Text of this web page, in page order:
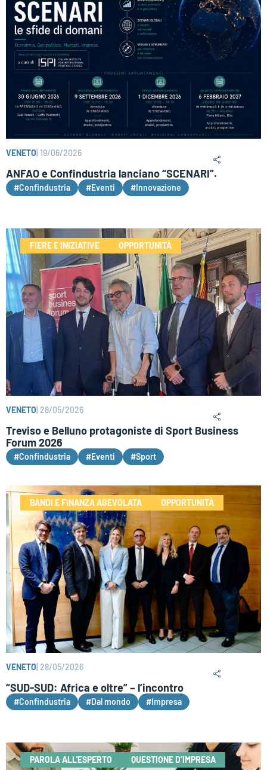
VENETO 19/06/2026
ANFAO e Confindustria lanciano “SCENARI”.
#Confindustria #Eventi #Innovazione
FIERE E INIZIATIVE OPPORTUNITÀ
VENETO 28/05/2026
Treviso e Belluno protagoniste di Sport Business
Forum 2026
#Confindustria #Eventi #Sport
BANDI E FINANZA AGEVOLATA OPPORTUNITÀ
VENETO 28/05/2026
“SUD-SUD: Africa e oltre” – l’incontro
#Confindustria #Dal mondo #Impresa
PAROLA ALL'ESPERTO QUESTIONE D’IMPRESA